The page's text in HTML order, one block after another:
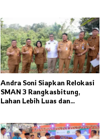
Andra Soni Siapkan Relokasi
SMAN 3 Rangkasbitung,
Lahan Lebih Luas dan